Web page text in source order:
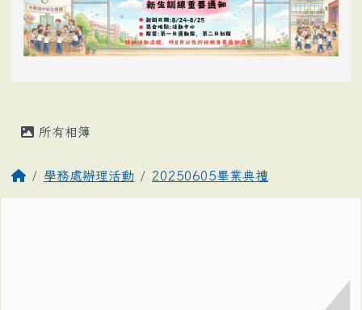
所有相簿
學務處辦理活動 20250605畢業典禮